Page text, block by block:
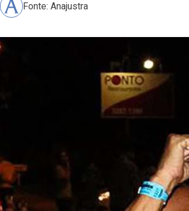
Fonte: Anajustra